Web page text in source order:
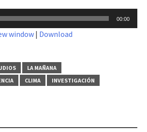
00:00
window | Download
LA MAÑANA
CLIMA INVESTIGACIÓN